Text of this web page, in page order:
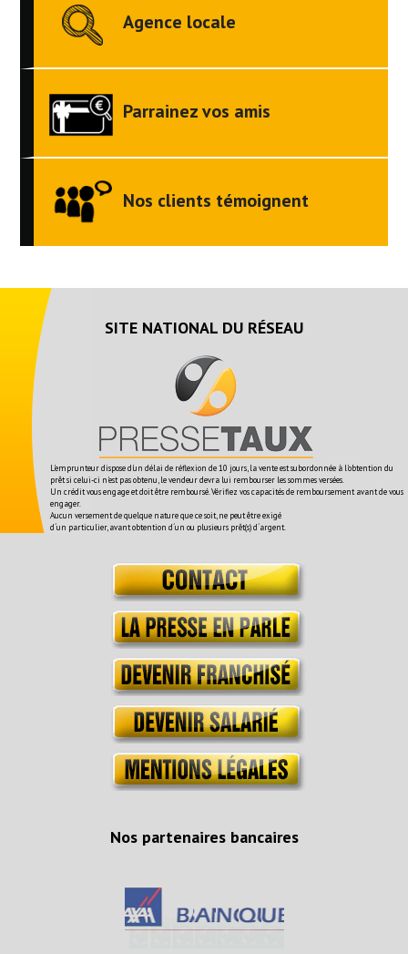
Agence locale
Parrainez vos amis
Nos clients témoignent
SITE NATIONAL DU RÉSEAU
L'emprunteur dispose d'un délai de réflexion de 10 jours, la vente est subordonnée à l'obtention du
prêt si celui-ci n'est pas obtenu, le vendeur devra lui rembourser les sommes versées.
Un crédit vous engage et doit être remboursé. Vérifiez vos capacités de remboursement avant de vous
engager.
Aucun versement de quelque nature que ce soit, ne peut être exigé
d´un particulier, avant obtention d´un ou plusieurs prêt(s) d´argent.
Nos partenaires bancaires